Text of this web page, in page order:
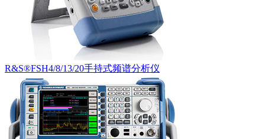
R&S®FSH4/8/13/20手持式频谱分析仪